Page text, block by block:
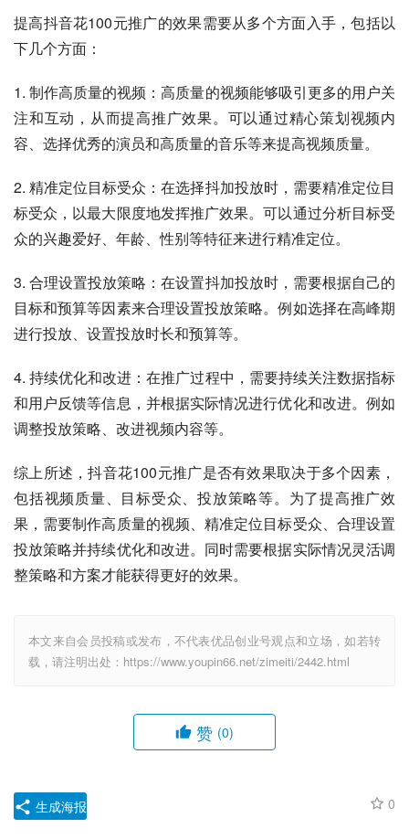
提高抖音花100元推广的效果需要从多个方面入手，包括以
下几个方面：
1. 制作高质量的视频：高质量的视频能够吸引更多的用户关
注和互动，从而提高推广效果。可以通过精心策划视频内
容、选择优秀的演员和高质量的音乐等来提高视频质量。
2. 精准定位目标受众：在选择抖加投放时，需要精准定位目
标受众，以最大限度地发挥推广效果。可以通过分析目标受
众的兴趣爱好、年龄、性别等特征来进行精准定位。
3. 合理设置投放策略：在设置抖加投放时，需要根据自己的
目标和预算等因素来合理设置投放策略。例如选择在高峰期
进行投放、设置投放时长和预算等。
4. 持续优化和改进：在推广过程中，需要持续关注数据指标
和用户反馈等信息，并根据实际情况进行优化和改进。例如
调整投放策略、改进视频内容等。
综上所述，抖音花100元推广是否有效果取决于多个因素，
包括视频质量、目标受众、投放策略等。为了提高推广效
果，需要制作高质量的视频、精准定位目标受众、合理设置
投放策略并持续优化和改进。同时需要根据实际情况灵活调
整策略和方案才能获得更好的效果。
本文来自会员投稿或发布，不代表优品创业号观点和立场，如若转
载，请注明出处：https://www.youpin66.net/zimeiti/2442.html
赞 (0)
0
生成海报